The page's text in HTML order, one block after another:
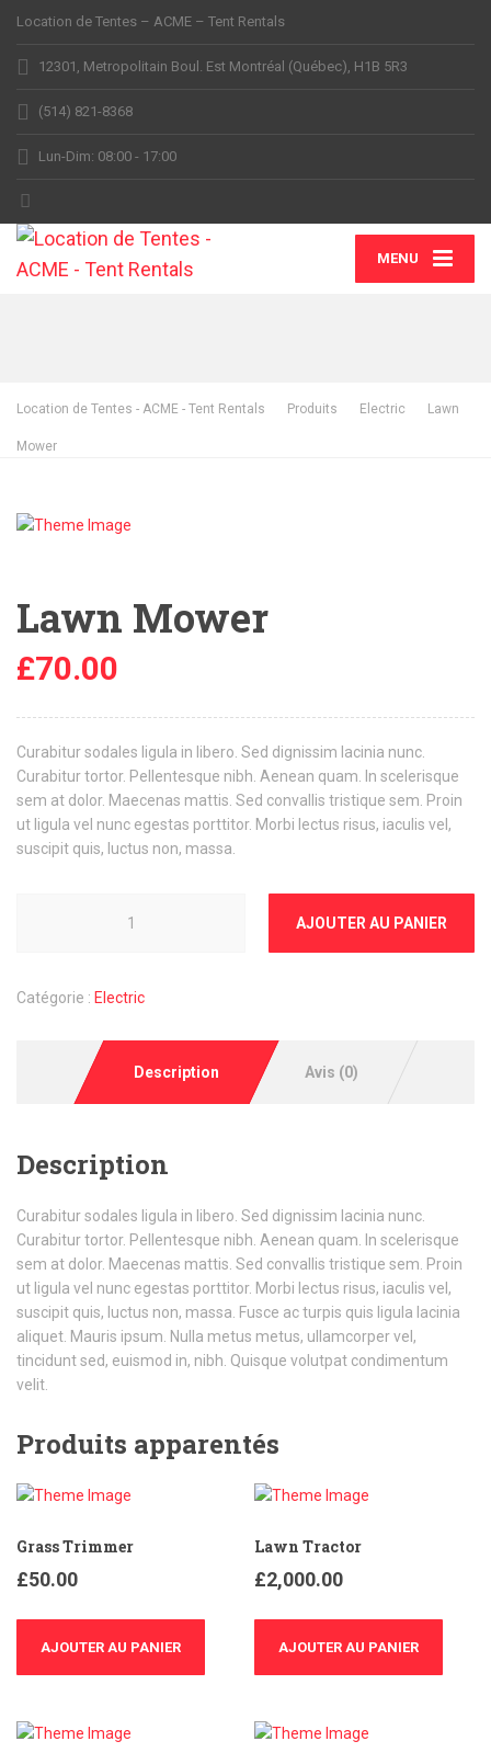
Location de Tentes – ACME – Tent Rentals
12301, Metropolitain Boul. Est Montréal (Québec), H1B 5R3
(514) 821-8368
Lun-Dim: 08:00 - 17:00
MENU
Location de Tentes - ACME - Tent Rentals Produits Electric Lawn
Mower
Lawn Mower
£70.00
Curabitur sodales ligula in libero. Sed dignissim lacinia nunc.
Curabitur tortor. Pellentesque nibh. Aenean quam. In scelerisque
sem at dolor. Maecenas mattis. Sed convallis tristique sem. Proin
ut ligula vel nunc egestas porttitor. Morbi lectus risus, iaculis vel,
suscipit quis, luctus non, massa.
AJOUTER AU PANIER
Catégorie : Electric
Description Avis (0)
Description
Curabitur sodales ligula in libero. Sed dignissim lacinia nunc.
Curabitur tortor. Pellentesque nibh. Aenean quam. In scelerisque
sem at dolor. Maecenas mattis. Sed convallis tristique sem. Proin
ut ligula vel nunc egestas porttitor. Morbi lectus risus, iaculis vel,
suscipit quis, luctus non, massa. Fusce ac turpis quis ligula lacinia
aliquet. Mauris ipsum. Nulla metus metus, ullamcorper vel,
tincidunt sed, euismod in, nibh. Quisque volutpat condimentum
velit.
Produits apparentés
Grass Trimmer
£50.00
AJOUTER AU PANIER
Lawn Tractor
£2,000.00
AJOUTER AU PANIER